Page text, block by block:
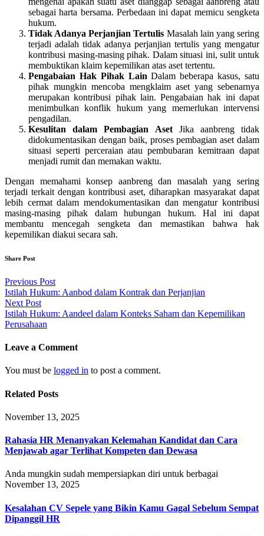
sebagai harta bersama. Perbedaan ini dapat memicu sengketa
hukum.
Tidak Adanya Perjanjian Tertulis Masalah lain yang sering
terjadi adalah tidak adanya perjanjian tertulis yang mengatur
kontribusi masing-masing pihak. Dalam situasi ini, sulit untuk
membuktikan klaim kepemilikan atas aset tertentu.
Pengabaian Hak Pihak Lain Dalam beberapa kasus, satu
pihak mungkin mencoba mengklaim aset yang sebenarnya
merupakan kontribusi pihak lain. Pengabaian hak ini dapat
menimbulkan konflik hukum yang memerlukan intervensi
pengadilan.
Kesulitan dalam Pembagian AsetJika aanbreng tidak
didokumentasikan dengan baik, proses pembagian aset dalam
situasi seperti perceraian atau pembubaran kemitraan dapat
menjadi rumit dan memakan waktu.
Dengan memahami konsep aanbreng dan masalah yang sering
terjadi terkait dengan kontribusi aset, diharapkan masyarakat dapat
lebih cermat dalam mendokumentasikan dan mengatur kontribusi
masing-masing pihak dalam hubungan hukum. Hal ini dapat
membantu mencegah sengketa dan memastikan bahwa hak
kepemilikan diakui secara sah.
Share Post
Post
navigation
Previous Post
Istilah Hukum: Aanbod dalam Kontrak dan Perjanjian
Next Post
Istilah Hukum: Aandeel dalam Konteks Saham dan Kepemilikan
Perusahaan
Leave a Comment
You must be logged in to post a comment.
Related Posts
November 13, 2025
Rahasia HR Menanyakan Kelemahan Kandidat dan Cara
Menjawab agar Terlihat Kompeten dan Dewasa
Anda mungkin sudah mempersiapkan diri untuk berbagai
November 13, 2025
Kesalahan CV Sepele yang Bikin Kamu Gagal Sebelum Sempat
Dipanggil HR